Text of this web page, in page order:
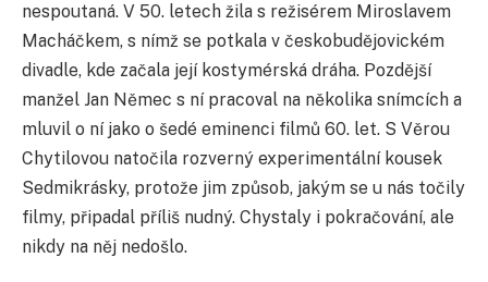
nespoutaná. V 50. letech žila s režisérem Miroslavem
Macháčkem, s nímž se potkala v českobudějovickém
divadle, kde začala její kostymérská dráha. Pozdější
manžel Jan Němec s ní pracoval na několika snímcích a
mluvil o ní jako o šedé eminenci filmů 60. let. S Věrou
Chytilovou natočila rozverný experimentální kousek
Sedmikrásky, protože jim způsob, jakým se u nás točily
filmy, připadal příliš nudný. Chystaly i pokračování, ale
nikdy na něj nedošlo.